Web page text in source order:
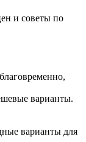
и советы по
варианты.
варианты для